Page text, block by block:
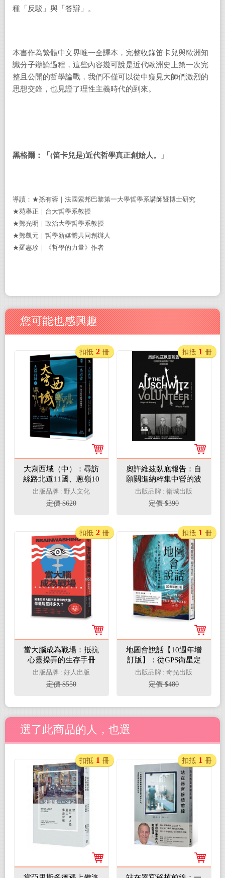
種「反駁」與「答辯」。
本書作為繁體中文界唯一全譯本，完整收錄笛卡兒與歐洲知
識分子辯論過程，這些內容幾可說是近代歐洲史上第一次完
整且公開的哲學論戰，我們不僅可以從中窺見大師們激烈的
思想交鋒，也見證了理性主義時代的到來。
黑格爾：「(笛卡兒是)近代哲學真正創始人。」
導讀：★孫有蓉｜法國索邦巴黎第一大學哲學系講師暨博士研究
★苑舉正｜台大哲學系教授
★鄭光明｜政治大學哲學系教授
★鄭凱元｜哲學新媒體共同創辦人
★羅惠珍｜《哲學的力量》作者
您可能也感興趣
大寫西域（中）：尋訪
絲路北道11國、蔥嶺10
國，看大宛、龜茲、疏
勒等古國傳奇
出版品牌 : 野人文化
定價 $620
扣抵 2 冊
奧許維茲臥底報告：自
願關進納粹集中營的波
蘭英雄
出版品牌 : 衛城出版
定價 $390
扣抵 1 冊
當大腦成為戰場：抵抗
心靈操弄的生存手冊
（從冷戰到社群戰，我
們真的比過去更自由
嗎？）
出版品牌 : 好人出版
定價 $550
扣抵 2 冊
地圖會說話【10週年增
訂版】：從GPS衛星定
位到智慧手機地圖，不
可不知的地理資訊應用
（二版）
出版品牌 : 奇光出版
定價 $480
扣抵 1 冊
選了此商品的人，也選
扣抵 1 冊 扣抵 1 冊